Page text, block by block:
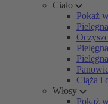
Ciało
Pokaż
Ciąża i
Włosy
Pokaż